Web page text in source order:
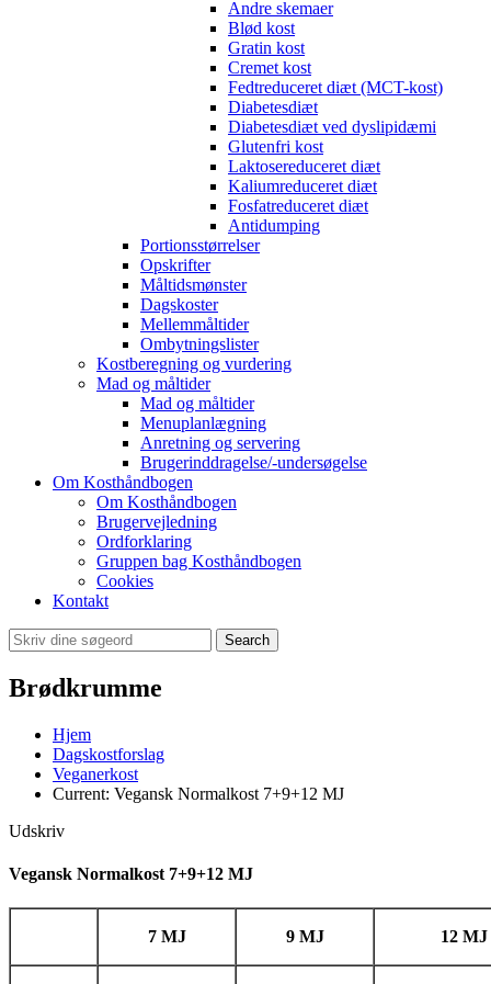
Andre skemaer
Blød kost
Gratin kost
Cremet kost
Fedtreduceret diæt (MCT-kost)
Diabetesdiæt
Diabetesdiæt ved dyslipidæmi
Glutenfri kost
Laktosereduceret diæt
Kaliumreduceret diæt
Fosfatreduceret diæt
Antidumping
Portionsstørrelser
Opskrifter
Måltidsmønster
Dagskoster
Mellemmåltider
Ombytningslister
Kostberegning og vurdering
Mad og måltider
Mad og måltider
Menuplanlægning
Anretning og servering
Brugerinddragelse/-undersøgelse
Om Kosthåndbogen
Om Kosthåndbogen
Brugervejledning
Ordforklaring
Gruppen bag Kosthåndbogen
Cookies
Kontakt
Search
Brødkrumme
Hjem
Dagskostforslag
Veganerkost
Current: Vegansk Normalkost 7+9+12 MJ
Udskriv
Vegansk Normalkost 7+9+12 MJ
7 MJ 9 MJ 12 MJ